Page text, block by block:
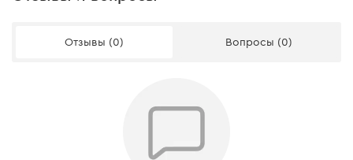
Отзывы (0) Вопросы (0)